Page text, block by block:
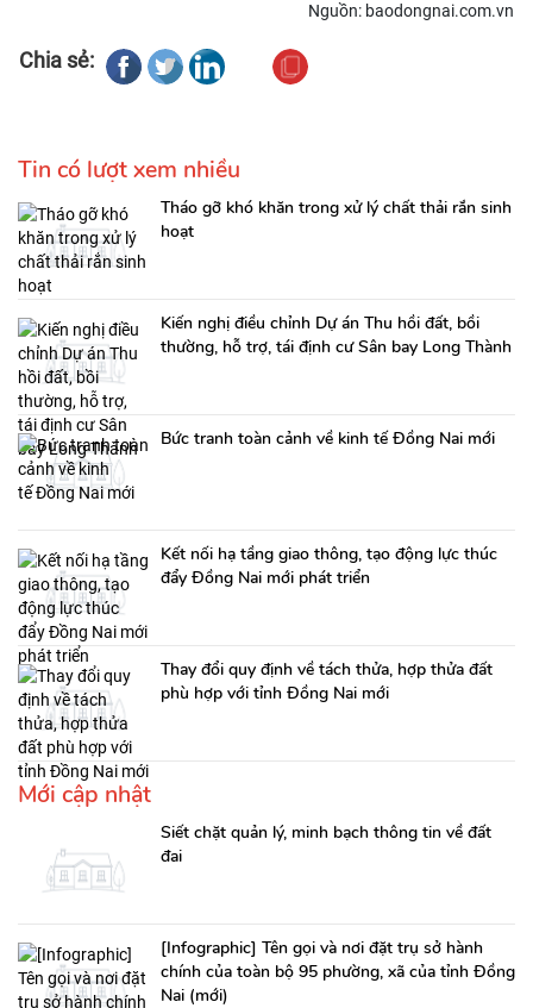
Nguồn: baodongnai.com.vn
Chia sẻ:
Tin có lượt xem nhiều
Tháo gỡ khó khăn trong xử lý chất thải rắn sinh
hoạt
Kiến nghị điều chỉnh Dự án Thu hồi đất, bồi
thường, hỗ trợ, tái định cư Sân bay Long Thành
Bức tranh toàn cảnh về kinh tế Đồng Nai mới
Kết nối hạ tầng giao thông, tạo động lực thúc
đẩy Đồng Nai mới phát triển
Thay đổi quy định về tách thửa, hợp thửa đất
phù hợp với tỉnh Đồng Nai mới
Mới cập nhật
Siết chặt quản lý, minh bạch thông tin về đất
đai
[Infographic] Tên gọi và nơi đặt trụ sở hành
chính của toàn bộ 95 phường, xã của tỉnh Đồng
Nai (mới)